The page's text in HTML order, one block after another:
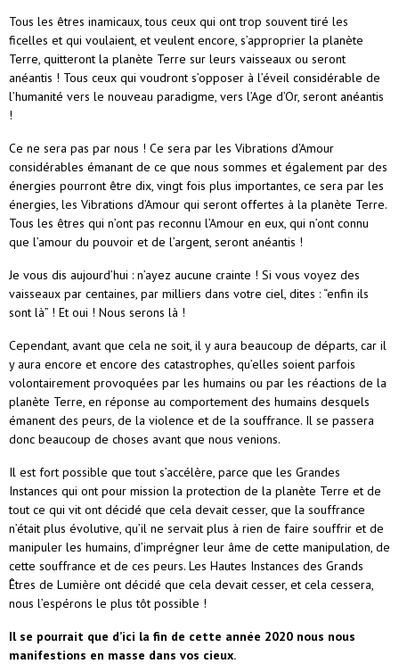
Tous les êtres inamicaux, tous ceux qui ont trop souvent tiré les
ficelles et qui voulaient, et veulent encore, s’approprier la planète
Terre, quitteront la planète Terre sur leurs vaisseaux ou seront
anéantis ! Tous ceux qui voudront s’opposer à l’éveil considérable de
l’humanité vers le nouveau paradigme, vers l’Age d’Or, seront anéantis
!
Ce ne sera pas par nous ! Ce sera par les Vibrations d’Amour
considérables émanant de ce que nous sommes et également par des
énergies pourront être dix, vingt fois plus importantes, ce sera par les
énergies, les Vibrations d’Amour qui seront offertes à la planète Terre.
Tous les êtres qui n’ont pas reconnu l’Amour en eux, qui n’ont connu
que l’amour du pouvoir et de l’argent, seront anéantis !
Je vous dis aujourd’hui : n’ayez aucune crainte ! Si vous voyez des
vaisseaux par centaines, par milliers dans votre ciel, dites : “enfin ils
sont là” ! Et oui ! Nous serons là !
Cependant, avant que cela ne soit, il y aura beaucoup de départs, car il
y aura encore et encore des catastrophes, qu’elles soient parfois
volontairement provoquées par les humains ou par les réactions de la
planète Terre, en réponse au comportement des humains desquels
émanent des peurs, de la violence et de la souffrance. Il se passera
donc beaucoup de choses avant que nous venions.
Il est fort possible que tout s’accélère, parce que les Grandes
Instances qui ont pour mission la protection de la planète Terre et de
tout ce qui vit ont décidé que cela devait cesser, que la souffrance
n’était plus évolutive, qu’il ne servait plus à rien de faire souffrir et de
manipuler les humains, d’imprégner leur âme de cette manipulation, de
cette souffrance et de ces peurs. Les Hautes Instances des Grands
Êtres de Lumière ont décidé que cela devait cesser, et cela cessera,
nous l’espérons le plus tôt possible !
Il se pourrait que d’ici la fin de cette année 2020 nous nous
manifestions en masse dans vos cieux.